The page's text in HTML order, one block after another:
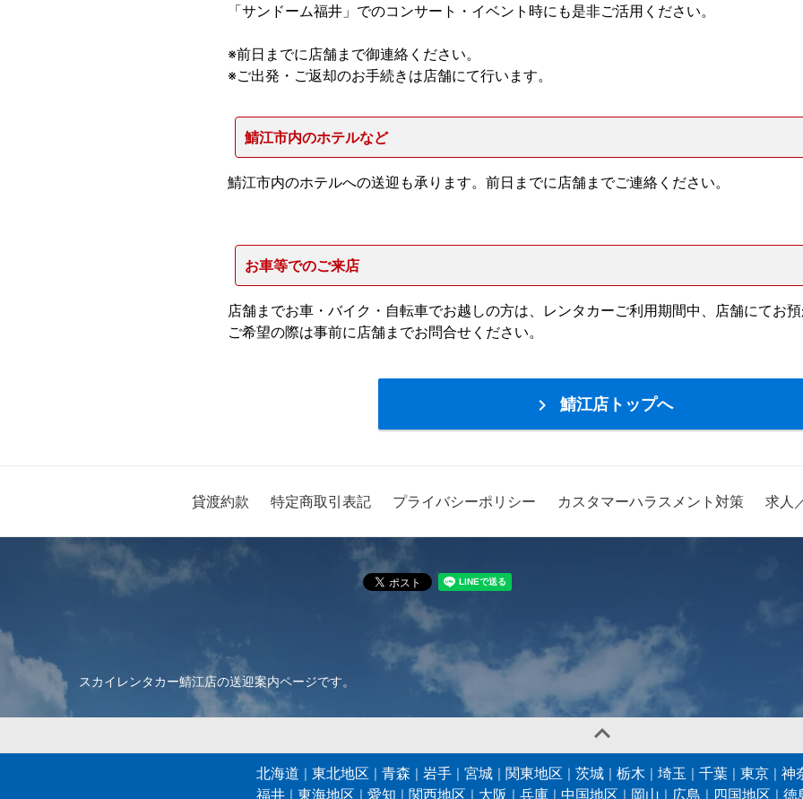
「サンドーム福井」でのコンサート・イベント時にも是非ご活用ください。
※前日までに店舗まで御連絡ください。
※ご出発・ご返却のお手続きは店舗にて行います。
鯖江市内のホテルなど
鯖江市内のホテルへの送迎も承ります。前日までに店舗までご連絡ください。
お車等でのご来店
店舗までお車・バイク・自転車でお越しの方は、レンタカーご利用期間中、店舗にてお
ご希望の際は事前に店舗までお問合せください。
 鯖江店トップへ
貸渡約款 特定商取引表記 プライバシーポリシー カスタマーハラスメント対策 求人
スカイレンタカー鯖江店の送迎案内ページです。

北海道 東北地区 青森 岩手 宮城 関東地区 茨城 栃木 埼玉 千葉 東京
神
福井
東海地区 愛知 関西地区 大阪 兵庫 中国地区 岡山 広島 四国地区 徳